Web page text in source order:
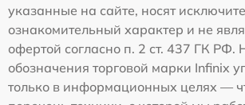
указанные на сайте, носят
ознакомительный характер и не
офертой согласно п. 2 ст. 437 ГК РФ.
обозначения торговой марки Infinix
только в информационных целях —